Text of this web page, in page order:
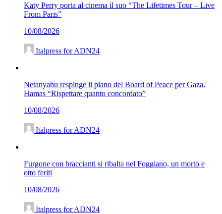
Katy Perry porta al cinema il suo “The Lifetimes Tour – Live
From Paris”
10/08/2026
Italpress for ADN24
Netanyahu respinge il piano del Board of Peace per Gaza.
Hamas “Rispettare quanto concordato”
10/08/2026
Italpress for ADN24
Furgone con braccianti si ribalta nel Foggiano, un morto e
otto feriti
10/08/2026
Italpress for ADN24